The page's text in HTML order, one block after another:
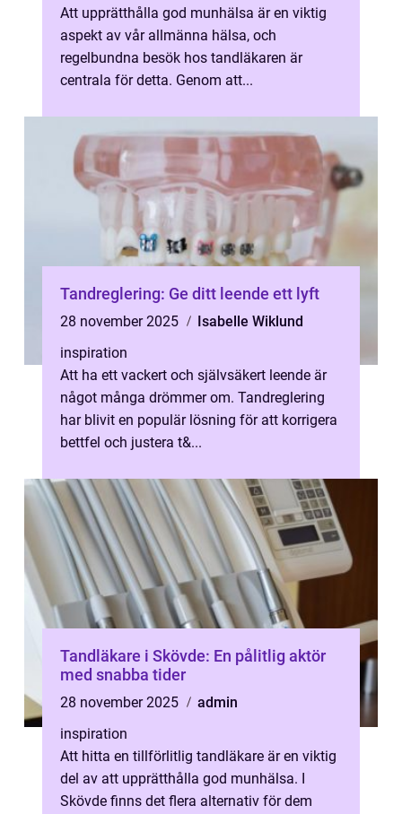
Att upprätthålla god munhälsa är en viktig
aspekt av vår allmänna hälsa, och
regelbundna besök hos tandläkaren är
centrala för detta. Genom att...
Tandreglering: Ge ditt leende ett lyft
28 november 2025
Isabelle Wiklund
inspiration
Att ha ett vackert och självsäkert leende är
något många drömmer om. Tandreglering
har blivit en populär lösning för att korrigera
bettfel och justera t&...
Tandläkare i Skövde: En pålitlig aktör
med snabba tider
28 november 2025
admin
inspiration
Att hitta en tillförlitlig tandläkare är en viktig
del av att upprätthålla god munhälsa. I
Skövde finns det flera alternativ för dem